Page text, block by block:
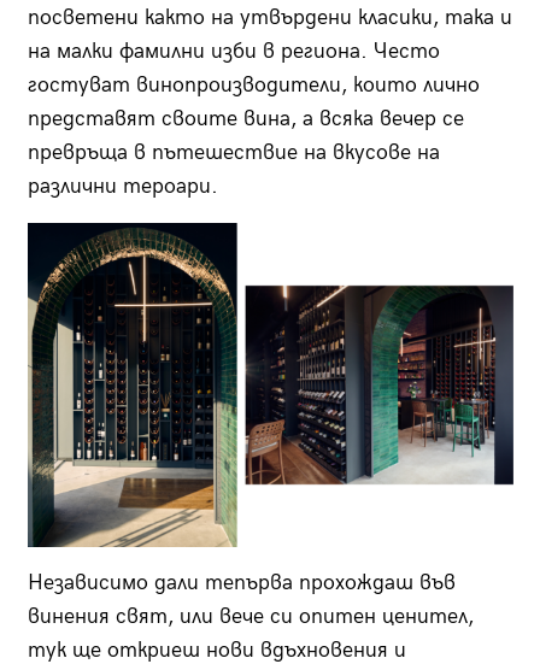
посветени както на утвърдени класики, така и
на малки фамилни изби в региона. Често
гостуват винопроизводители, които лично
представят своите вина, а всяка вечер се
превръща в пътешествие на вкусове на
различни тероари.
Независимо дали тепърва прохождаш във
винения свят, или вече си опитен ценител,
тук ще откриеш нови вдъхновения и